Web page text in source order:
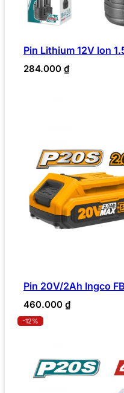
Pin Lithium 12V Ion
284.000 ₫
Pin 20V/2Ah Ingco
460.000 ₫
-12%